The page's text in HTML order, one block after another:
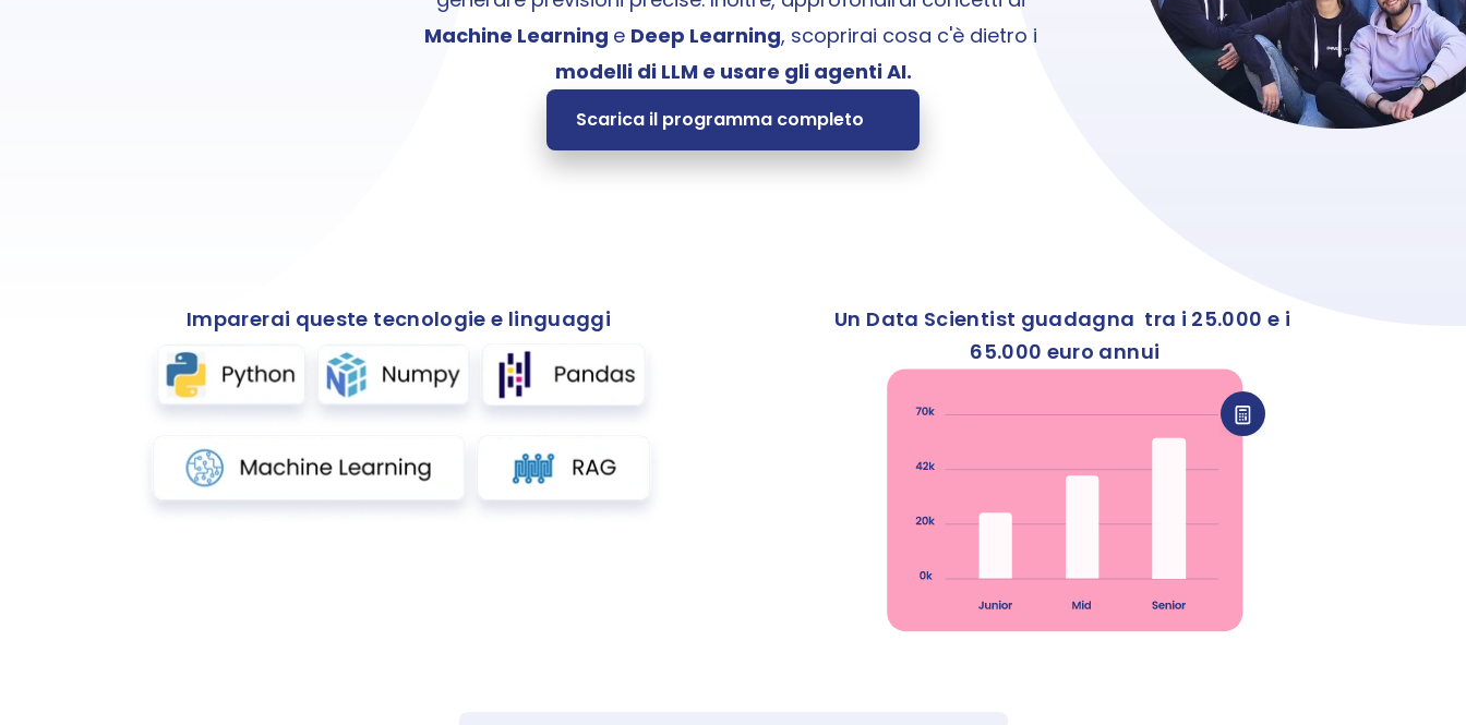
Machine Learning e Deep Learning
modelli di LLM e usare gli agenti AI.
Scarica il programma completo
Imparerai queste tecnologie e linguaggi
Un Data Scientist guadagna  tra i 25.000 e i
65.000 euro annui